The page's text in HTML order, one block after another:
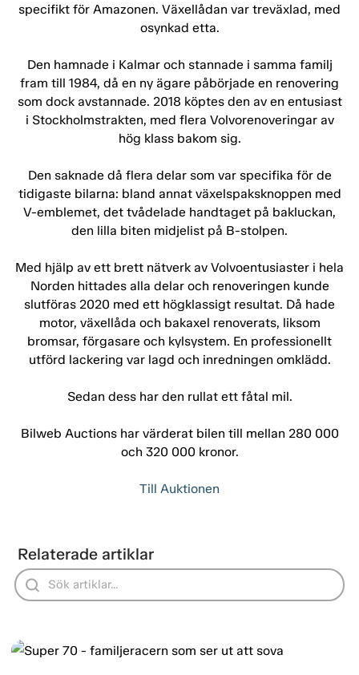
specifikt för Amazonen. Växellådan var treväxlad, med
osynkad etta.
Den hamnade i Kalmar och stannade i samma familj
fram till 1984, då en ny ägare påbörjade en renovering
som dock avstannade. 2018 köptes den av en entusiast
i Stockholmstrakten, med flera Volvorenoveringar av
hög klass bakom sig.
Den saknade då flera delar som var specifika för de
tidigaste bilarna: bland annat växelspaksknoppen med
V-emblemet, det tvådelade handtaget på bakluckan,
den lilla biten midjelist på B-stolpen.
Med hjälp av ett brett nätverk av Volvoentusiaster i hela
Norden hittades alla delar och renoveringen kunde
slutföras 2020 med ett högklassigt resultat. Då hade
motor, växellåda och bakaxel renoverats, liksom
bromsar, förgasare och kylsystem. En professionellt
utförd lackering var lagd och inredningen omklädd.
Sedan dess har den rullat ett fåtal mil.
Bilweb Auctions har värderat bilen till mellan 280 000
och 320 000 kronor.
Till Auktionen
Relaterade artiklar